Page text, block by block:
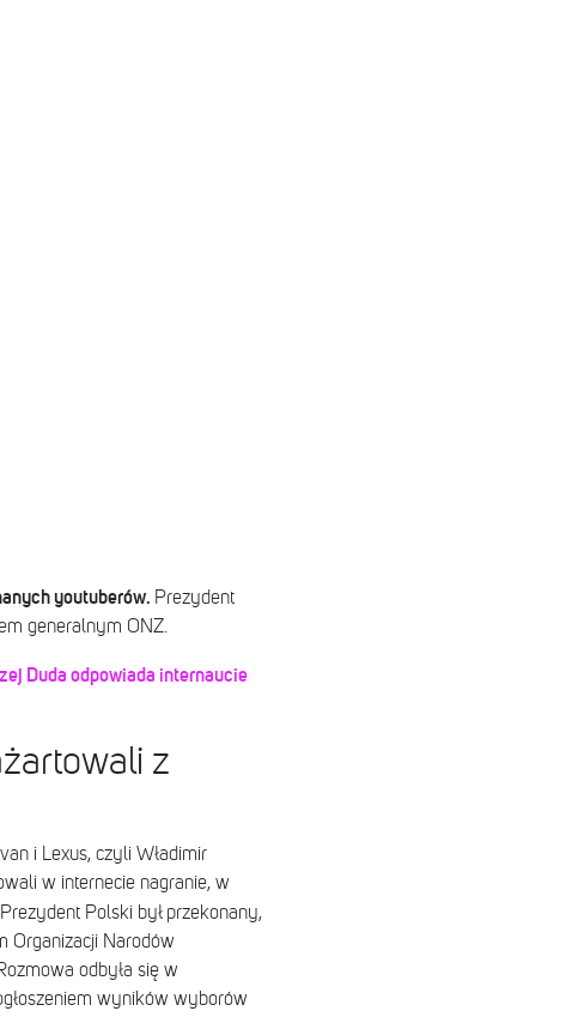
youtuberów. Prezydent
generalnym ONZ.
Duda odpowiada internaucie
z
i Lexus, czyli Władimir
w internecie nagranie, w
Prezydent Polski był przekonany,
Organizacji Narodów
odbyła się w
wyników wyborów